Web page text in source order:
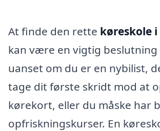
At finde den rette køreskole
kan være en vigtig beslutning
uanset om du er en nybilist,
tage dit første skridt mod at
kørekort, eller du måske har
opfriskningskurser. En